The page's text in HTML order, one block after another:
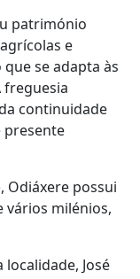
património
e
se adapta às
freguesia
continuidade
presente
Odiáxere possui
vários milénios,
José